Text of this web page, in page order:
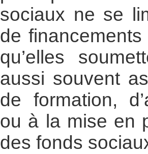
sociaux ne se
de
qu’elles
aussi souvent
de formation,
ou à la mise en
des fonds